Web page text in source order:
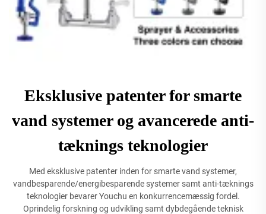
Eksklusive patenter for smarte
vand systemer og avancerede anti-
tæknings teknologier
Med eksklusive patenter inden for smarte vand systemer,
vandbesparende/energibesparende systemer samt anti-tæknings
teknologier bevarer Youchu en konkurrencemæssig fordel.
Oprindelig forskning og udvikling samt dybdegående teknisk